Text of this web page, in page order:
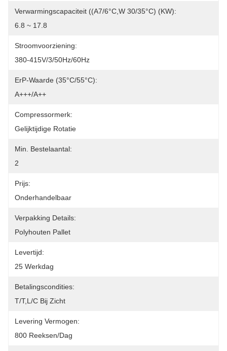
Verwarmingscapaciteit ((A7/6°C,W 30/35°C) (kW):
6.8 ~ 17.8
Stroomvoorziening:
380-415V/3/50Hz/60Hz
ErP-Waarde (35°C/55°C):
A+++/A++
Compressormerk:
Gelijktijdige Rotatie
Min. Bestelaantal:
2
Prijs:
Onderhandelbaar
Verpakking Details:
Polyhouten Pallet
Levertijd:
25 Werkdag
Betalingscondities:
T/T,L/C Bij Zicht
Levering Vermogen:
800 Reeksen/dag